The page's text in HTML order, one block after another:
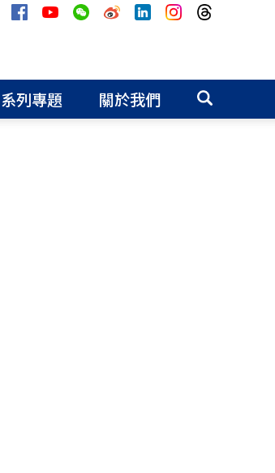
系列專題 關於我們